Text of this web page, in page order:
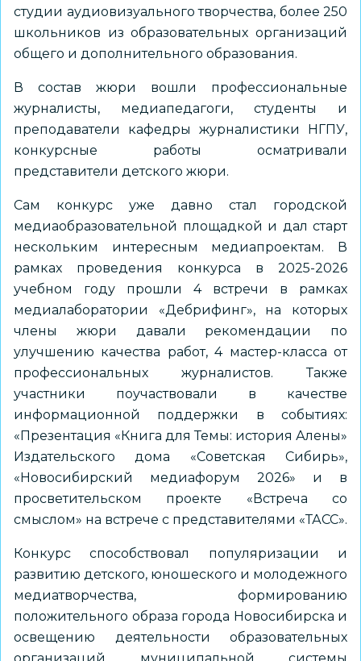
студии аудиовизуального творчества, более 250
школьников из образовательных организаций
общего и дополнительного образования.
В состав жюри вошли профессиональные
журналисты, медиапедагоги, студенты и
преподаватели кафедры журналистики НГПУ,
конкурсные работы осматривали
представители детского жюри.
Сам конкурс уже давно стал городской
медиаобразовательной площадкой и дал старт
нескольким интересным медиапроектам. В
рамках проведения конкурса в 2025-2026
учебном году прошли 4 встречи в рамках
медиалаборатории «Дебрифинг», на которых
члены жюри давали рекомендации по
улучшению качества работ, 4 мастер-класса от
профессиональных журналистов. Также
участники поучаствовали в качестве
информационной поддержки в событиях:
«Презентация «Книга для Темы: история Алены»
Издательского дома «Советская Сибирь»,
«Новосибирский медиафорум 2026» и в
просветительском проекте «Встреча со
смыслом» на встрече с представителями «ТАСС».
Конкурс способствовал популяризации и
развитию детского, юношеского и молодежного
медиатворчества, формированию
положительного образа города Новосибирска и
освещению деятельности образовательных